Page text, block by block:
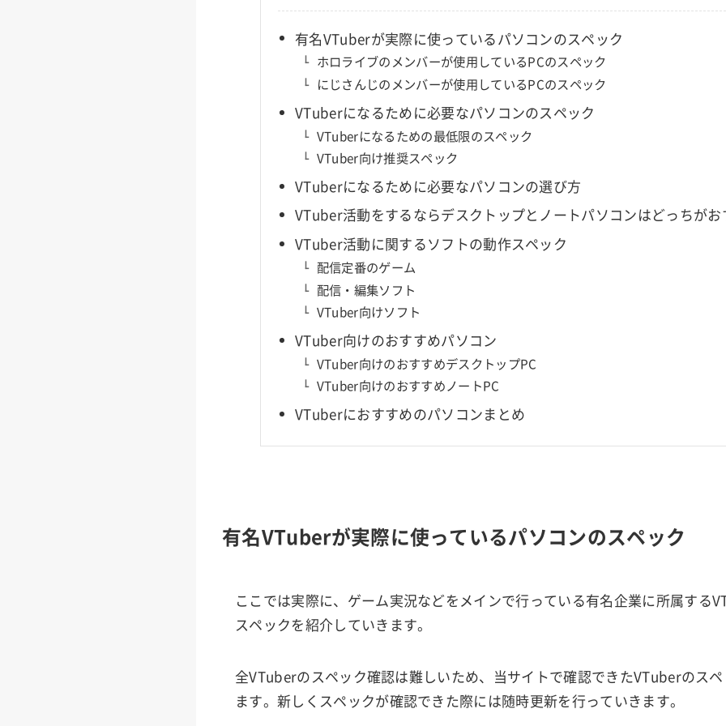
有名VTuberが実際に使っているパソコンのスペック
ホロライブのメンバーが使用しているPCのスペック
にじさんじのメンバーが使用しているPCのスペック
VTuberになるために必要なパソコンのスペック
VTuberになるための最低限のスペック
VTuber向け推奨スペック
VTuberになるために必要なパソコンの選び方
VTuber活動をするならデスクトップとノートパソコンはどっちがお
VTuber活動に関するソフトの動作スペック
配信定番のゲーム
配信・編集ソフト
VTuber向けソフト
VTuber向けのおすすめパソコン
VTuber向けのおすすめデスクトップPC
VTuber向けのおすすめノートPC
VTuberにおすすめのパソコンまとめ
有名VTuberが実際に使っているパソコンのスペック
ここでは実際に、ゲーム実況などをメインで行っている有名企業に所属する
スペックを紹介していきます。
全VTuberのスペック確認は難しいため、当サイトで確認できたVTuberのス
ます。新しくスペックが確認できた際には随時更新を行っていきます。